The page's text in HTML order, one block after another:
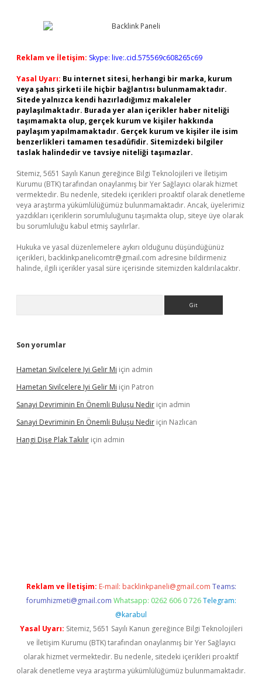
Reklam ve İletişim: Skype: live:.cid.575569c608265c69
Yasal Uyarı: Bu internet sitesi, herhangi bir marka, kurum
veya şahıs şirketi ile hiçbir bağlantısı bulunmamaktadır.
Sitede yalnızca kendi hazırladığımız makaleler
paylaşılmaktadır. Burada yer alan içerikler haber niteliği
taşımamakta olup, gerçek kurum ve kişiler hakkında
paylaşım yapılmamaktadır. Gerçek kurum ve kişiler ile isim
benzerlikleri tamamen tesadüfidir. Sitemizdeki bilgiler
taslak halindedir ve tavsiye niteliği taşımazlar.
Sitemiz, 5651 Sayılı Kanun gereğince Bilgi Teknolojileri ve İletişim
Kurumu (BTK) tarafından onaylanmış bir Yer Sağlayıcı olarak hizmet
vermektedir. Bu nedenle, sitedeki içerikleri proaktif olarak denetleme
veya araştırma yükümlülüğümüz bulunmamaktadır. Ancak, üyelerimiz
yazdıkları içeriklerin sorumluluğunu taşımakta olup, siteye üye olarak
bu sorumluluğu kabul etmiş sayılırlar.
Hukuka ve yasal düzenlemelere aykırı olduğunu düşündüğünüz
içerikleri, backlinkpanelicomtr@gmail.com adresine bildirmeniz
halinde, ilgili içerikler yasal süre içerisinde sitemizden kaldırılacaktır.
Son yorumlar
Hametan Sivilcelere Iyi Gelir Mi için admin
Hametan Sivilcelere Iyi Gelir Mi için Patron
Sanayi Devriminin En Önemli Buluşu Nedir için admin
Sanayi Devriminin En Önemli Buluşu Nedir için Nazlıcan
Hangi Dişe Plak Takılır için admin
Reklam ve İletişim: E-mail: backlinkpaneli@gmail.com Teams:
forumhizmeti@gmail.com Whatsapp: 0262 606 0 726 Telegram:
@karabul
Yasal Uyarı: Sitemiz, 5651 Sayılı Kanun gereğince Bilgi Teknolojileri
ve İletişim Kurumu (BTK) tarafından onaylanmış bir Yer Sağlayıcı
olarak hizmet vermektedir. Bu nedenle, sitedeki içerikleri proaktif
olarak denetleme veya araştırma yükümlülüğümüz bulunmamaktadır.